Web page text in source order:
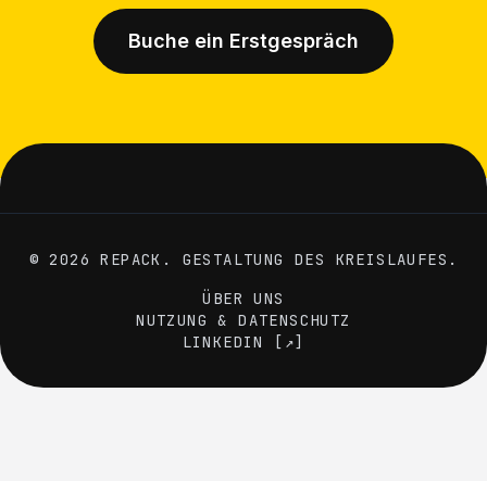
Buche ein Erstgespräch
© 2026 REPACK. GESTALTUNG DES KREISLAUFES.
ÜBER UNS
NUTZUNG & DATENSCHUTZ
LINKEDIN [↗]